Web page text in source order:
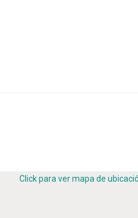
Click para ver mapa de